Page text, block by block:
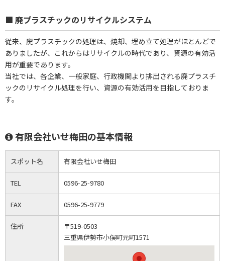
■ 廃プラスチックのリサイクルシステム
従来、廃プラスチックの処理は、焼却、埋め立て処理がほとんどで
ありましたが、これからはリサイクルの時代であり、資源の有効活
用が重要であります。
当社では、各企業、一般家庭、行政機関より排出される廃プラスチ
ックのリサイクル処理を行い、資源の有効活用を目指しておりま
す。
有限会社いせ梅田の基本情報
スポット名 有限会社いせ梅田
TEL 0596-25-9780
FAX 0596-25-9779
住所
〒519-0503
三重県伊勢市小俣町元町1571